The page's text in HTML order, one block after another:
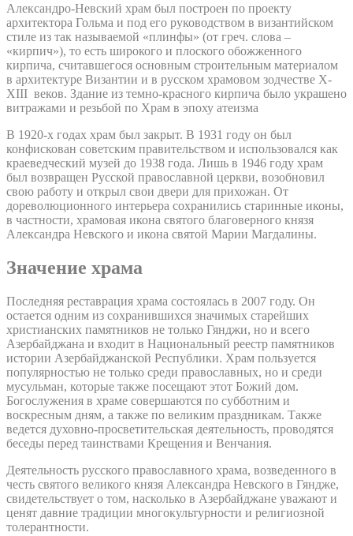
Александро-Невский храм был построен по проекту
архитектора Гольма и под его руководством в византийском
стиле из так называемой «плинфы» (от греч. слова –
«кирпич»), то есть широкого и плоского обожженного
кирпича, считавшегося основным строительным материалом
в архитектуре Византии и в русском храмовом зодчестве X-
XIII веков. Здание из темно-красного кирпича было украшено
витражами и резьбой по Храм в эпоху атеизма
В 1920-х годах храм был закрыт. В 1931 году он был
конфискован советским правительством и использовался как
краеведческий музей до 1938 года. Лишь в 1946 году храм
был возвращен Русской православной церкви, возобновил
свою работу и открыл свои двери для прихожан. От
дореволюционного интерьера сохранились старинные иконы,
в частности, храмовая икона святого благоверного князя
Александра Невского и икона святой Марии Магдалины.
Значение храма
Последняя реставрация храма состоялась в 2007 году. Он
остается одним из сохранившихся значимых старейших
христианских памятников не только Гянджи, но и всего
Азербайджана и входит в Национальный реестр памятников
истории Азербайджанской Республики. Храм пользуется
популярностью не только среди православных, но и среди
мусульман, которые также посещают этот Божий дом.
Богослужения в храме совершаются по субботним и
воскресным дням, а также по великим праздникам. Также
ведется духовно-просветительская деятельность, проводятся
беседы перед таинствами Крещения и Венчания.
Деятельность русского православного храма, возведенного в
честь святого великого князя Александра Невского в Гяндже,
свидетельствует о том, насколько в Азербайджане уважают и
ценят давние традиции многокультурности и религиозной
толерантности.